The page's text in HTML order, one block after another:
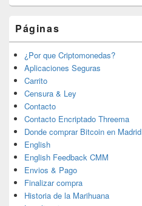
Páginas
¿Por que Criptomonedas?
Aplicaciones Seguras
Carrito
Censura & Ley
Contacto
Contacto Encriptado Threema
Donde comprar Bitcoin en Madrid
English
English Feedback CMM
Envios & Pago
Finalizar compra
Historia de la Marihuana